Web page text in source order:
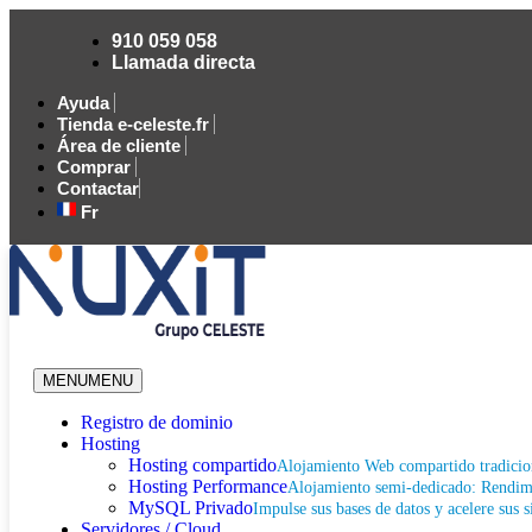
910 059 058
Llamada directa
Ayuda
Tienda e-celeste.fr
Área de cliente
Comprar
Contactar
Fr
MENUMENU
Registro de dominio
Hosting
Hosting compartidoAlojamiento Web compartido
Hosting PerformanceAlojamiento semi-dedicado:
MySQL PrivadoImpulse sus bases de datos y acelere sus